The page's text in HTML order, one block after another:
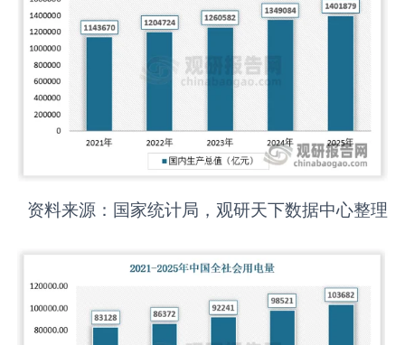
资料来源：国家统计局，观研天下数据中心整理